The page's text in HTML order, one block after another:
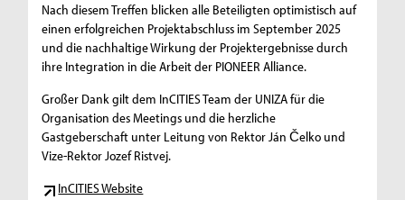
Nach diesem Treffen blicken alle Beteiligten optimistisch auf
einen erfolgreichen Projektabschluss im September 2025
und die nachhaltige Wirkung der Projektergebnisse durch
ihre Integration in die Arbeit der PIONEER Alliance.
Großer Dank gilt dem InCITIES Team der UNIZA für die
Organisation des Meetings und die herzliche
Gastgeberschaft unter Leitung von Rektor Ján Čelko und
Vize-Rektor Jozef Ristvej.
InCITIES Website